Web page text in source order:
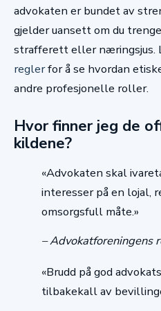
advokaten er bundet av
gjelder uansett om du
strafferett eller næringsjus.
reglerfor å se hvordan
andre profesjonelle roller.
Hvor finner jeg de
kildene?
«Advokaten skal
interesser på en lojal,
omsorgsfull måte.»
– Advokatforeningens
«Brudd på god
tilbakekall av